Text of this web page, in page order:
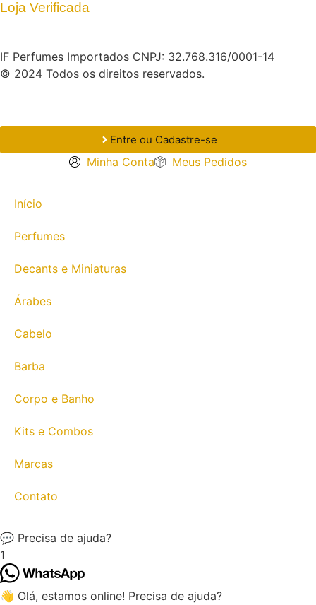
Loja Verificada
IF Perfumes Importados CNPJ: 32.768.316/0001-14
© 2024 Todos os direitos reservados.
Entre ou Cadastre-se
Minha Conta Meus Pedidos
Início
Perfumes
Decants e Miniaturas
Árabes
Cabelo
Barba
Corpo e Banho
Kits e Combos
Marcas
Contato
💬 Precisa de ajuda?
1
👋 Olá, estamos online! Precisa de ajuda?